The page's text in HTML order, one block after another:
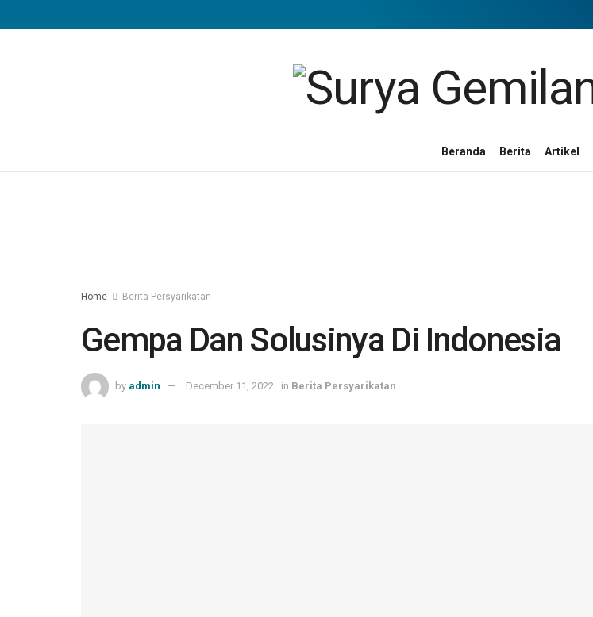
Beranda Berita Artikel
Home Berita Persyarikatan
Gempa Dan Solusinya Di Indonesia
by admin December 11, 2022 in Berita Persyarikatan